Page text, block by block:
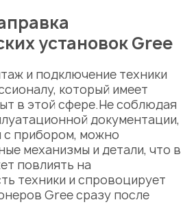
установок Gree
и подключение техники
который имеет
в этой сфере.Не соблюдая
документации,
с прибором, можно
механизмы и детали, что в
повлиять на
техники и спровоцирует
Gree сразу после